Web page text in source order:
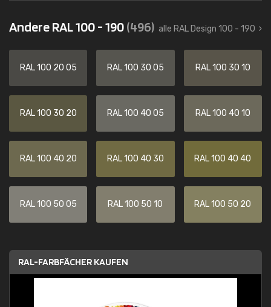
Andere RAL 100 - 190(496) alle RAL Design 100 - 190
RAL 100 20 05 RAL 100 30 05 RAL 100 30 10
RAL 100 30 20 RAL 100 40 05 RAL 100 40 10
RAL 100 40 20 RAL 100 40 30 RAL 100 40 40
RAL 100 50 05 RAL 100 50 10 RAL 100 50 20
RAL-FARBFÄCHER KAUFEN